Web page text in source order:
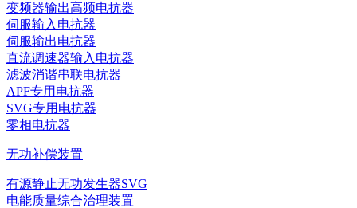
变频器输出高频电抗器
伺服输入电抗器
伺服输出电抗器
直流调速器输入电抗器
滤波消谐串联电抗器
APF专用电抗器
SVG专用电抗器
零相电抗器
无功补偿装置
有源静止无功发生器SVG
电能质量综合治理装置